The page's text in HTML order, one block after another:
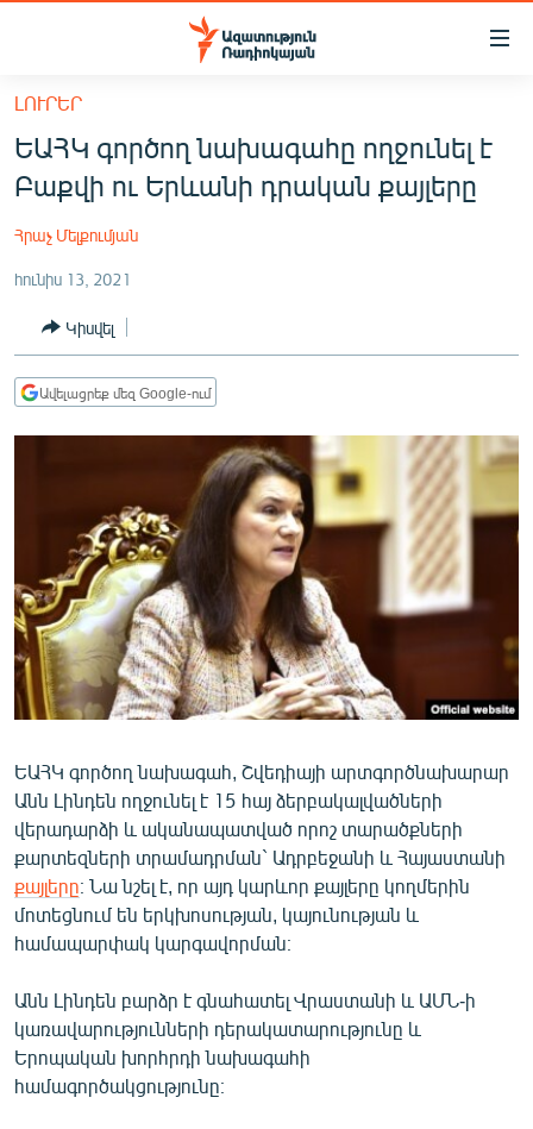
Մատչելիության
հիմնական
բովանդակությանը
Անցնել
հիմնական
մենյուին
ՀԱՅԱՍՏԱՆ
ՔԱՂԱՔԱԿԱՆ
ԸՆՏՐՈՒԹՅՈՒՆՆԵՐ 2026
ԻՐԱՎՈՒՆՔ
ՀԱՍԱՐԱԿՈՒԹՅՈՒՆ
ՏՆՏԵՍՈՒԹՅՈՒՆ
ՊԱՏԵՐԱԶՄԻ 6 ՇԱԲԱԹՆԵՐԸ
ՏԱՐԱԾԱՇՐՋԱՆ
ՄԻՋԱԶԳԱՅԻՆ
ՄՇԱԿՈՒՅԹ
ՍՊՈՐՏ
ՄԵԿՆԱԲԱՆՈՒԹՅՈՒՆ
ՏՏ ԵՒ ԻՆՏԵՐՆԵՏ
ԿՈՐՈՆԱՎԻՐՈՒՍ
ԱՐԽԻՎ
ՏԵՍԱՆՅՈՒԹԵՐ
ԲԱՆԱՎԵՃ
ՁԳՏԵԼՈՎ ԼԱՎԱԳՈՒՅՆԻՆ
Հայերեն
English
ԼՈՒՐԵՐ
ԵԱՀԿ գործող նախագահը ողջունել է
Բաքվի ու Երևանի դրական քայլերը
Հրաչ Մելքումյան
հունիս 13, 2021
Կիսվել
Ավելացրեք մեզ Google-ում
ԵԱՀԿ գործող նախագահ, Շվեդիայի արտգործնախարար
Անն Լինդեն ողջունել է 15 հայ ձերբակալվածների
վերադարձի և ականապատված որոշ տարածքների
քարտեզների տրամադրման` Ադրբեջանի և Հայաստանի
քայլերը։ Նա նշել է, որ այդ կարևոր քայլերը կողմերին
մոտեցնում են երկխոսության, կայունության և
համապարփակ կարգավորման։
Անն Լինդեն բարձր է գնահատել Վրաստանի և ԱՄՆ-ի
կառավարությունների դերակատարությունը և
Երոպական խորհրդի նախագահի
համագործակցությունը։